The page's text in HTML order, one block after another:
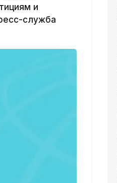
и
служба